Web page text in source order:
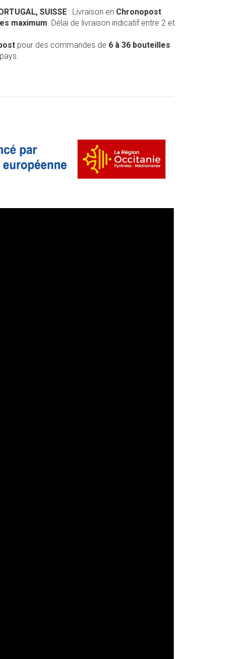
SUISSE : Livraison en Chronopost
maximum. Délai de livraison indicatif entre 2 et
pour des commandes de 6 à 36 bouteilles